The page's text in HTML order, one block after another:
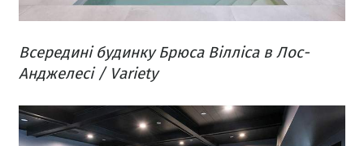
Всередині будинку Брюса Вілліса в Лос-
Анджелесі / Variety